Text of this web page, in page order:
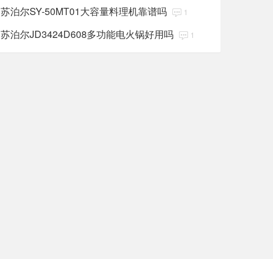
苏泊尔SY-50MT01大容量料理机靠谱吗 1
苏泊尔JD3424D608多功能电火锅好用吗 1